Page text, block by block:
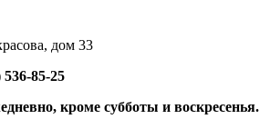
дом 33
536-85-25
кроме субботы и воскресенья.